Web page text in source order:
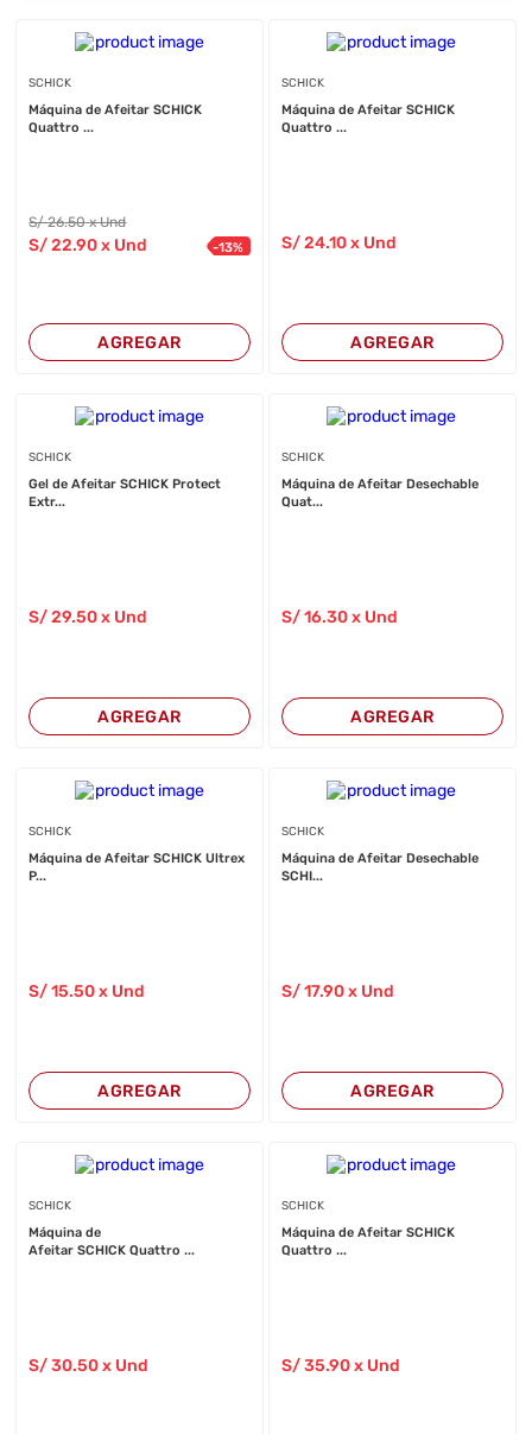
SCHICK
Máquina de Afeitar SCHICK
Quattro ...
S/26.50 x Und
S/22.90 x Und -13%
AGREGAR
SCHICK
Máquina de Afeitar SCHICK
Quattro ...
S/24.10x Und
AGREGAR
SCHICK
Gel de Afeitar SCHICK Protect
Extr...
S/29.50 x Und
AGREGAR
SCHICK
Máquina de Afeitar Desechable
Quat...
S/16.30x Und
AGREGAR
SCHICK
Máquina de Afeitar SCHICK Ultrex
P...
S/15.50 x Und
AGREGAR
SCHICK
Máquina de Afeitar Desechable
SCHI...
S/17.90x Und
AGREGAR
SCHICK
Máquina de
Afeitar SCHICK Quattro ...
S/30.50 x Und
SCHICK
Máquina de Afeitar SCHICK
Quattro ...
S/35.90x Und